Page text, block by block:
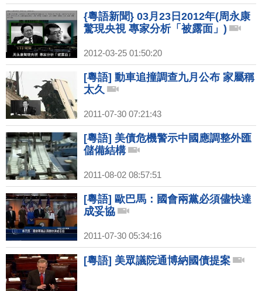
{粵語新聞} 03月23日2012年(周永康
驚現央視 專家分析「被露面」)
2012-03-25 01:50:20
[粵語] 動車追撞調查九月公布 家屬稱
太久
2011-07-30 07:21:43
[粵語] 美債危機警示中國應調整外匯
儲備結構
2011-08-02 08:57:51
[粵語] 歐巴馬：國會兩黨必須儘快達
成妥協
2011-07-30 05:34:16
[粵語] 美眾議院通博納國債提案